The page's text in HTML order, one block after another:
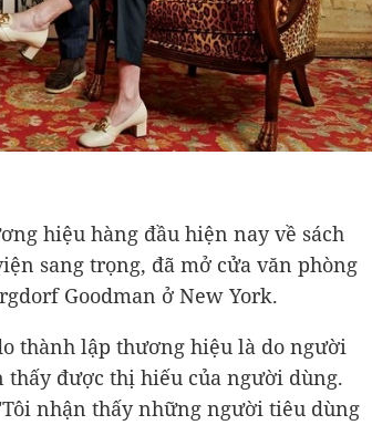
hiệu hàng đầu hiện nay về sách
sang trọng, đã mở cửa văn phòng
Goodman ở New York.
thành lập thương hiệu là do người
thấy được thị hiếu của người dùng.
nhận thấy những người tiêu dùng